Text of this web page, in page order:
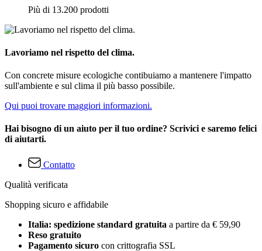
Più di 13.200 prodotti
Lavoriamo nel rispetto del clima.
Con concrete misure ecologiche contibuiamo a mantenere l'impatto
sull'ambiente e sul clima il più basso possibile.
Qui puoi trovare maggiori informazioni.
Hai bisogno di un aiuto per il tuo ordine? Scrivici e saremo felici
di aiutarti.
Contatto
Qualità verificata
Shopping sicuro e affidabile
Italia: spedizione standard gratuita a partire da € 59,90
Reso gratuito
Pagamento sicuro con crittografia SSL